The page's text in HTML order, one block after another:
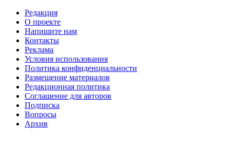
Редакция
О проекте
Напишите нам
Контакты
Реклама
Условия использования
Политика конфиденциальности
Размещение материалов
Редакционная политика
Соглашение для авторов
Подписка
Вопросы
Архив